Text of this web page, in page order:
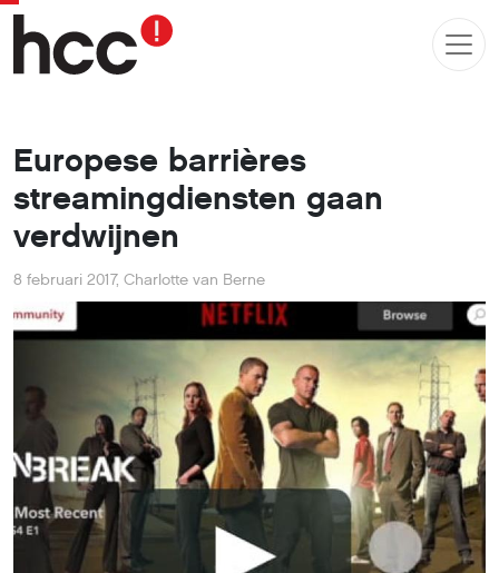
Europese barrières
streamingdiensten gaan
verdwijnen
8 februari 2017, Charlotte van Berne